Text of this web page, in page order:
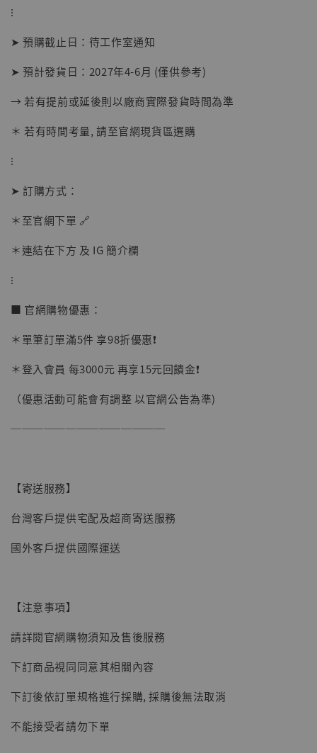
加購優惠【讓子彈飛 鵝城縣長 張麻子 [BK01]】
【現貨】BJSTUDIO 1/6系列可動蒐藏人偶 讓
NT$ 5,300
⁝
➤ 預購截止日：待工作室通知
➤ 預計發貨日：2027年4-6月 (僅供參考)
→ 若有提前或延後則以廠商實際發貨時間為準
＊ 若有時間考量, 請至官網現貨區選購
⁝
➤ 訂購方式：
＊至官網下單 🔗
＊連結在下方 及 IG 簡介欄
⁝
■ 官網購物優惠：
＊單筆訂單滿5件 享98折優惠❗️
＊登入會員 每3000元 再享15元回饋金❗️
（優惠活動可能會有調整 以官網公告為準)
──────────────
【寄送服務】
台灣客戶提供宅配及超商寄送服務
國外客戶提供國際運送
【注意事項】
請詳閱官網購物須知及售後服務
下訂商品視同同意其相關內容
下訂後依訂單規格進行採購, 採購後無法取消
不能接受者請勿下單